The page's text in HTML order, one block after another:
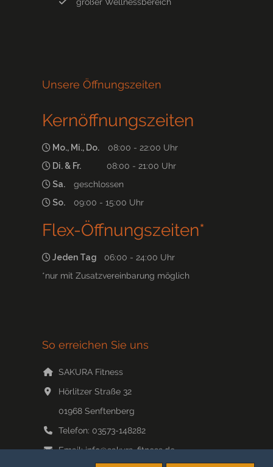
großer Wellnessbereich
Unsere Öffnungszeiten
Kernöffnungszeiten
Mo., Mi., Do.
08:00 - 22:00 Uhr
Di. & Fr.
08:00 - 21:00 Uhr
Sa.
geschlossen
So.
09:00 - 15:00 Uhr
Flex-Öffnungszeiten*
Jeden Tag 06:00 - 24:00 Uhr
*nur mit Zusatzvereinbarung möglich
So erreichen Sie uns
SAKURA Fitness
Hörlitzer Straße 32
01968 Senftenberg
Telefon: 03573-148282
Email:info@sakura-fitness.de